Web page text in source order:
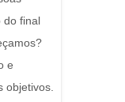
do final
e
objetivos.